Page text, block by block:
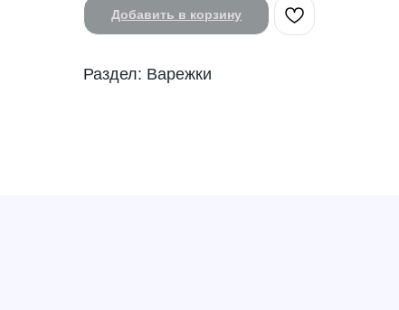
Добавить в корзину
Раздел: Варежки